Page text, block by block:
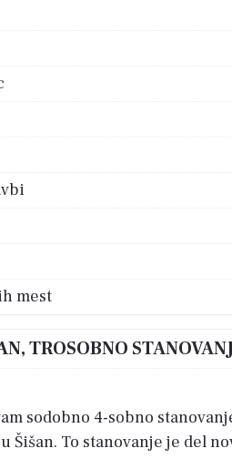
mest
TROSOBNO
sodobno 4-sobno
Šišan. To stanovanje je del